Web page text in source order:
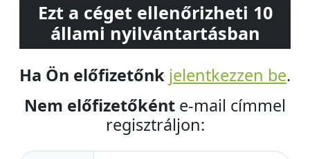
Ezt a céget ellenőrizheti 10
állami nyilvántartásban
Ha Ön előfizetőnk jelentkezzen be.
Nem előfizetőként e-mail címmel
regisztráljon: